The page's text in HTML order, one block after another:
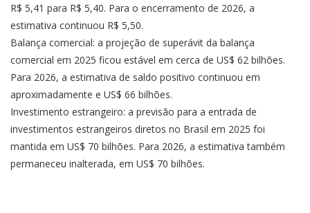
R$ 5,41 para R$ 5,40. Para o encerramento de 2026, a
estimativa continuou R$ 5,50.
Balança comercial: a projeção de superávit da balança
comercial em 2025 ficou estável em cerca de US$ 62 bilhões.
Para 2026, a estimativa de saldo positivo continuou em
aproximadamente e US$ 66 bilhões.
Investimento estrangeiro: a previsão para a entrada de
investimentos estrangeiros diretos no Brasil em 2025 foi
mantida em US$ 70 bilhões. Para 2026, a estimativa também
permaneceu inalterada, em US$ 70 bilhões.